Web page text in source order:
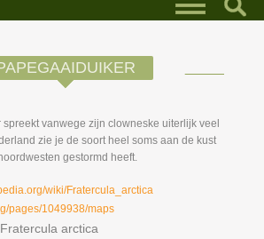
vanwege zijn clowneske uiterlijk veel
zie je de soort heel soms aan de kust
gestormd heeft.
wiki/Fratercula_arctica
pages/1049938/maps
Fratercula arctica